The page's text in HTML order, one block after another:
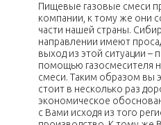
Пищевые газовые смеси
компании, к тому же они
части нашей страны.
направлении имеют
выход из этой ситуации –
помощью газосмесителя
смеси. Таким образом вы
стоит в несколько раз
экономическое
с Вами исходя из того